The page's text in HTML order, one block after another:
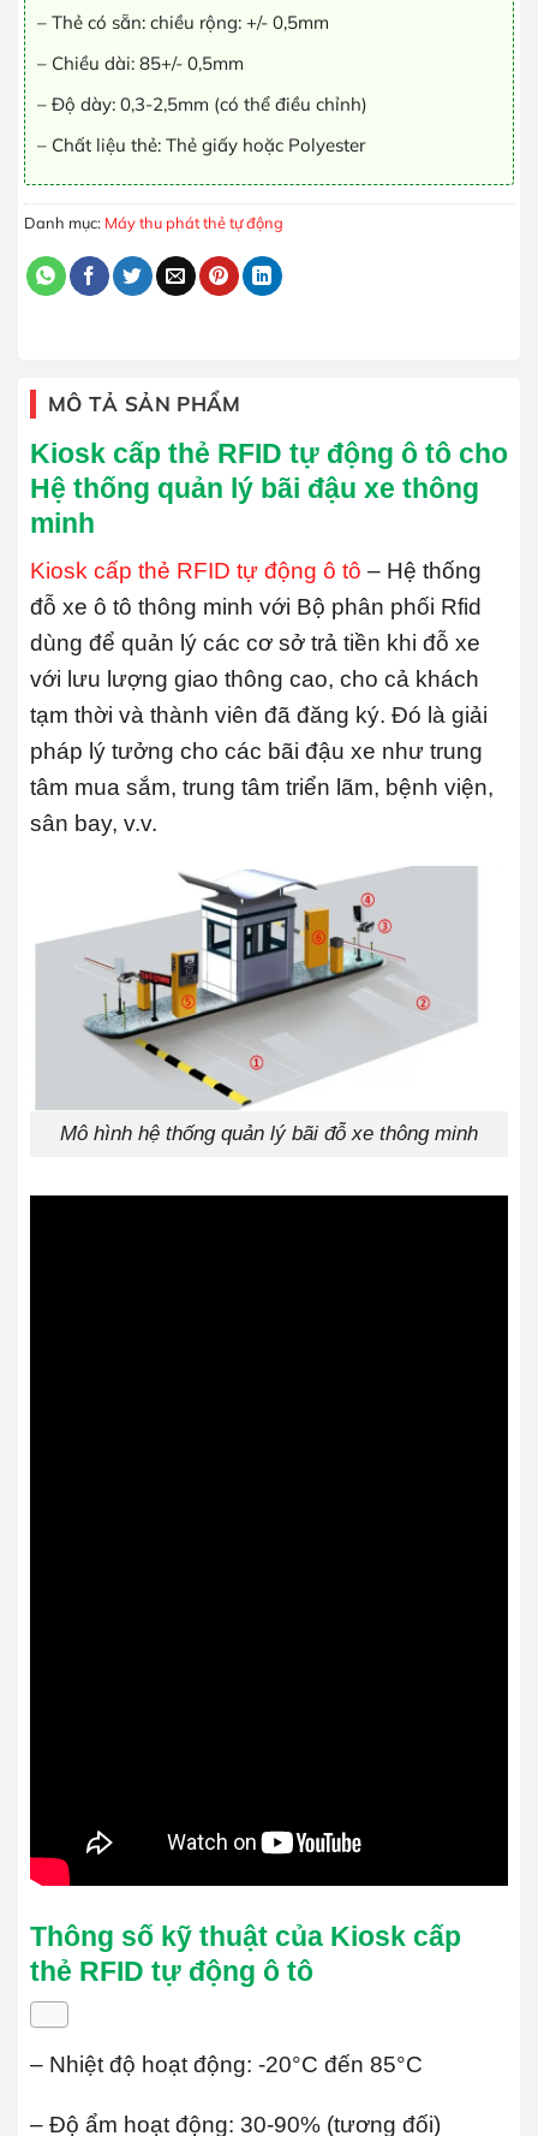
– Thẻ có sẵn: chiều rộng: +/- 0,5mm
– Chiều dài: 85+/- 0,5mm
– Độ dày: 0,3-2,5mm (có thể điều chỉnh)
– Chất liệu thẻ: Thẻ giấy hoặc Polyester
Danh mục: Máy thu phát thẻ tự động
MÔ TẢ SẢN PHẨM
Kiosk cấp thẻ RFID tự động ô tô cho
Hệ thống quản lý bãi đậu xe thông
minh
Kiosk cấp thẻ RFID tự động ô tô – Hệ thống
đỗ xe ô tô thông minh với Bộ phân phối Rfid
dùng để quản lý các cơ sở trả tiền khi đỗ xe
với lưu lượng giao thông cao, cho cả khách
tạm thời và thành viên đã đăng ký. Đó là giải
pháp lý tưởng cho các bãi đậu xe như trung
tâm mua sắm, trung tâm triển lãm, bệnh viện,
sân bay, v.v.
Mô hình hệ thống quản lý bãi đỗ xe thông minh
Thông số kỹ thuật của Kiosk cấp
thẻ RFID tự động ô tô
– Nhiệt độ hoạt động: -20°C đến 85°C
– Độ ẩm hoạt động: 30-90% (tương đối)